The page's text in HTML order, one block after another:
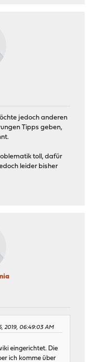
jedoch anderen
Tipps geben,
toll, dafür
leider bisher
2019, 06:49:03 AM
eingerichtet. Die
ich komme über